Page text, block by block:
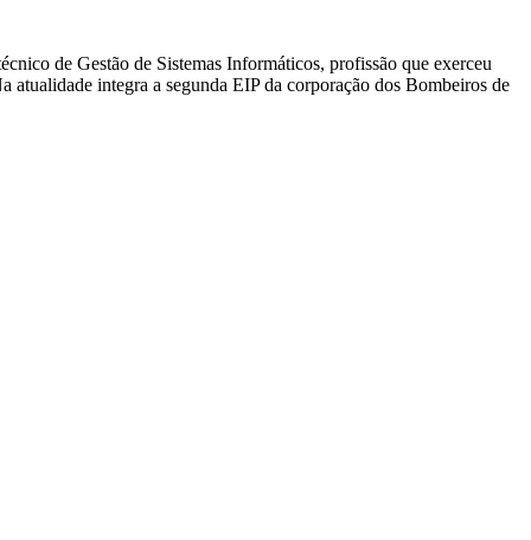
de Gestão de Sistemas Informáticos, profissão que exerceu
atualidade integra a segunda EIP da corporação dos Bombeiros de